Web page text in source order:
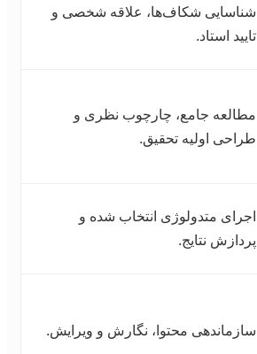
شناسایی شکاف‌ها، علاقه شخصی و
تایید استاد.
مطالعه جامع، چارچوب نظری و
طراحی اولیه تحقیق.
اجرای متدولوژی انتخاب شده و
پردازش نتایج.
سازماندهی محتوا، نگارش و ویرایش.